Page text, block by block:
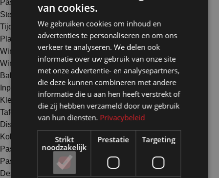
Paskamers
Stemhokjes
Tijdelijke winkelinrichting & Evenement interieur
Plantenbakken
Winkelinterieur alu slatwall
Winkelinterieur metal perfo
Balies toonbanken
Inpaktafels
Kledingrekken
Tafels
Displays
Kolommen en zuilen
Paspoppen
Paskamers
Desinfectiezuilen tijdelijk gebruik
van cookies.
We gebruiken cookies om inhoud en
advertenties te personaliseren en om ons
verkeer te analyseren. We delen ook
informatie over uw gebruik van onze site
met onze advertentie- en analysepartners,
die deze kunnen combineren met andere
informatie die u aan hen heeft verstrekt of
die zij hebben verzameld door uw gebruik
van hun diensten. Privacybeleid
Strikt
noodzakelijk
Prestatie Targeting